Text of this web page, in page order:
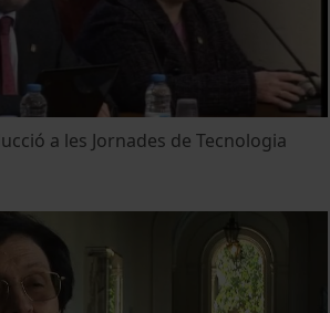
a les Jornades de Tecnologia